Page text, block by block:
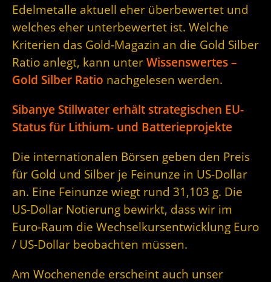
Edelmetalle aktuell eher überbewertet und
welches eher unterbewertet ist. Welche
Kriterien das Gold-Magazin an die Gold Silber
Ratio anlegt, kann unter Wissenswertes –
Gold Silber Ratio nachgelesen werden.
Sibanye Stillwater erhält strategischen EU-
Status für Lithium- und Batterieprojekte
Die internationalen Börsen geben den Preis
für Gold und Silber je Feinunze in US-Dollar
an. Eine Feinunze wiegt rund 31,103 g. Die
US-Dollar Notierung bewirkt, dass wir im
Euro-Raum die Wechselkursentwicklung Euro
/ US-Dollar beobachten müssen.
Am Wochenende erscheint auch unser